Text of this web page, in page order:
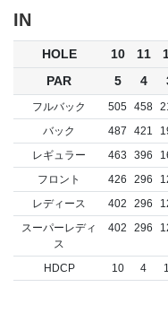
IN
HOLE 10 11
PAR
5 4
フルバック 505 458
バック
487 421
レギュラー
463 396
フロント
426 296
レディース
402 296
スーパーレディ
ス
402 296
HDCP 10 4